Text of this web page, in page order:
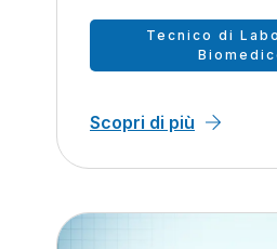
Tecnico di
Scopri di più